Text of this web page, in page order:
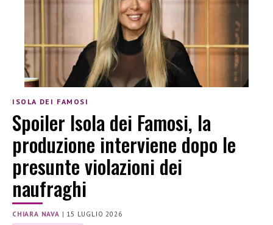
ISOLA DEI FAMOSI
Spoiler Isola dei Famosi, la
produzione interviene dopo le
presunte violazioni dei
naufraghi
CHIARA NAVA | 15 LUGLIO 2026